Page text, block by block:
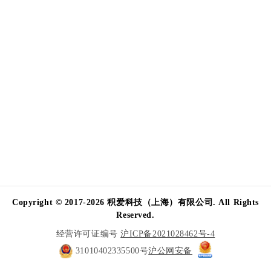
Copyright © 2017-2026 积爱科技（上海）有限公司. All Rights
Reserved.
经营许可证编号沪ICP备2021028462号-4
31010402335500号沪公网安备